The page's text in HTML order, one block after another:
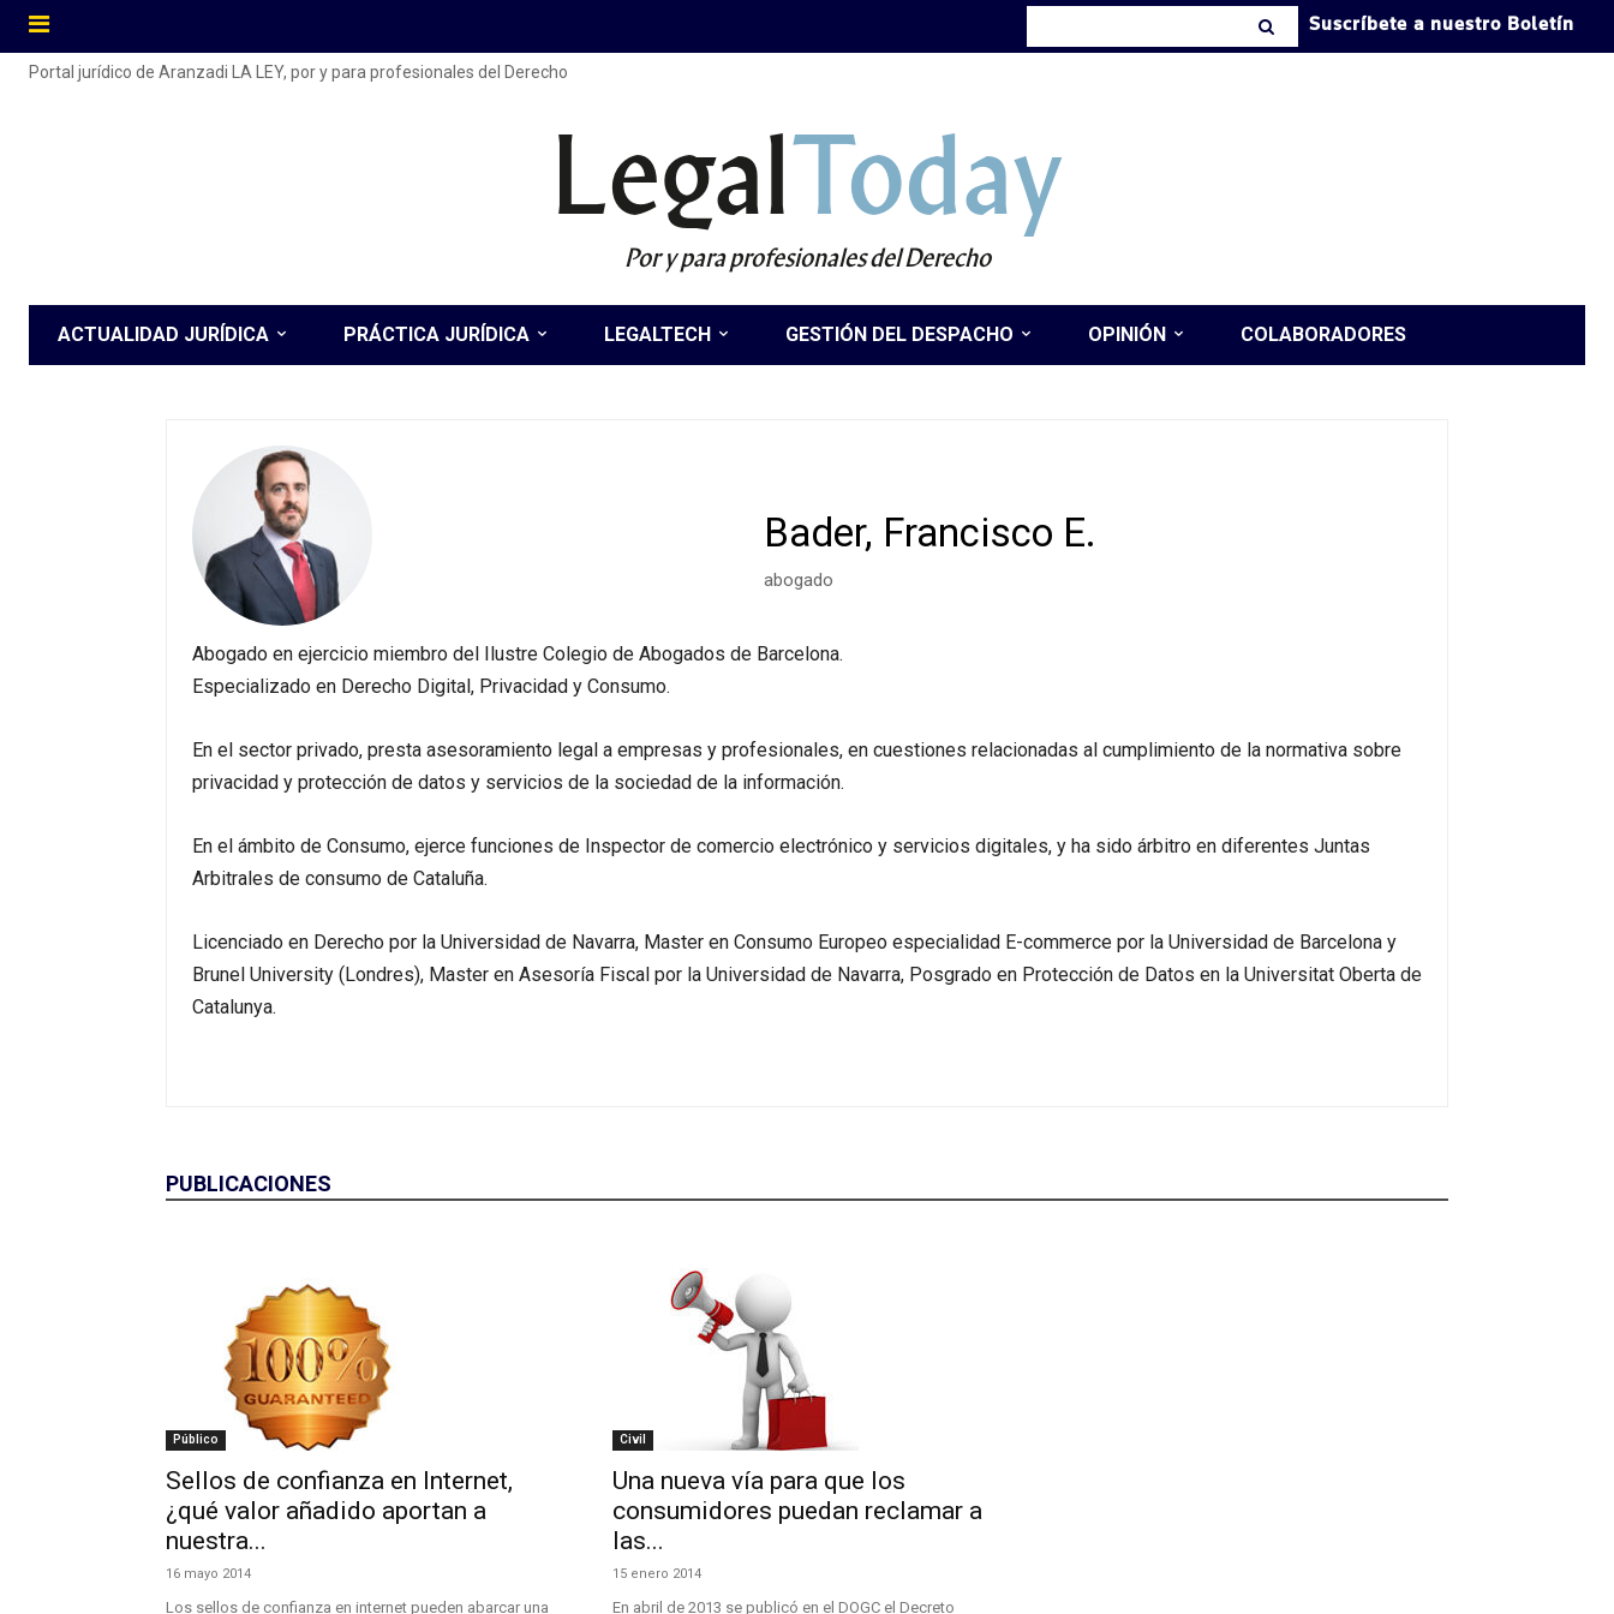
Suscríbete a nuestro Boletín
Portal jurídico de Aranzadi LA LEY, por y para profesionales del Derecho
LegalToday
Por y para profesionales del Derecho
ACTUALIDAD JURÍDICA PRÁCTICA JURÍDICA LEGALTECH GESTIÓN DEL DESPACHO OPINIÓN COLABORADORES
Bader, Francisco E.
abogado
Abogado en ejercicio miembro del Ilustre Colegio de Abogados de Barcelona.
Especializado en Derecho Digital, Privacidad y Consumo.
En el sector privado, presta asesoramiento legal a empresas y profesionales, en cuestiones relacionadas al cumplimiento de la normativa sobre
privacidad y protección de datos y servicios de la sociedad de la información.
En el ámbito de Consumo, ejerce funciones de Inspector de comercio electrónico y servicios digitales, y ha sido árbitro en diferentes Juntas
Arbitrales de consumo de Cataluña.
Licenciado en Derecho por la Universidad de Navarra, Master en Consumo Europeo especialidad E-commerce por la Universidad de Barcelona y
Brunel University (Londres), Master en Asesoría Fiscal por la Universidad de Navarra, Posgrado en Protección de Datos en la Universitat Oberta de
Catalunya.
PUBLICACIONES
Público
Sellos de confianza en Internet,
¿qué valor añadido aportan a
nuestra...
16 mayo 2014
Los sellos de confianza en internet pueden abarcar una
Civil
Una nueva vía para que los
consumidores puedan reclamar a
las...
15 enero 2014
En abril de 2013 se publicó en el DOGC el Decreto